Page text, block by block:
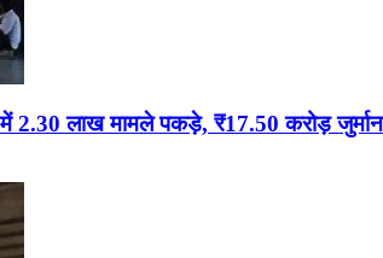
लाख मामले पकड़े, ₹17.50 करोड़